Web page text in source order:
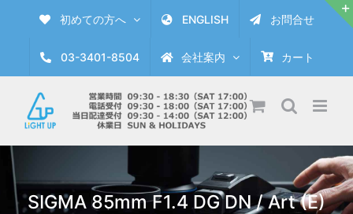
初めての方へ ENGLISH お問合せ
03-3401-8504 会社案内 カート
SIGMA 85mm F1.4 DG DN / Art (E)